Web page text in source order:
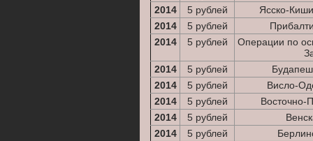
2014
5 рублей
Ясско-
2014
5 рублей
2014
5 рублей
Операции по
2014
5 рублей
2014
5 рублей
Висло-
2014
5 рублей
Восточно-
2014
5 рублей
2014
5 рублей